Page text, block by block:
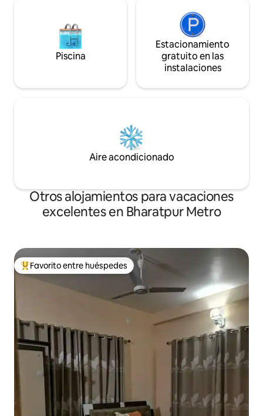
Piscina
Estacionamiento
gratuito en las
instalaciones
Aire acondicionado
Otros alojamientos para vacaciones
excelentes en Bharatpur Metro
Favorito entre huéspedes preferido
Favorito entre huéspedes